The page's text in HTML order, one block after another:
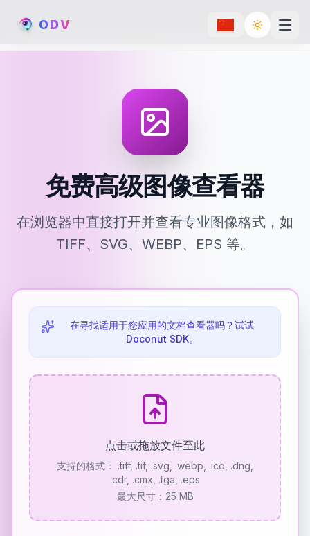
ODV Toggle
免费高级图像查看器
在浏览器中直接打开并查看专业图像格式，如
TIFF、SVG、WEBP、EPS 等。
在寻找适用于您应用的文档查看器吗？试试
Doconut SDK。
点击或拖放文件至此
支持的格式：
.tiff, .tif, .svg, .webp, .ico, .dng,
.cdr, .cmx, .tga, .eps
最大尺寸：25 MB